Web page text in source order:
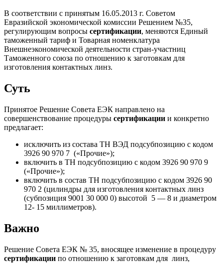
В соответствии с принятым 16.05.2013 г. Советом
Евразийской экономической комиссии Решением №35,
регулирующим вопросы сертификации, меняются Единый
таможенный тариф и Товарная номенклатура
Внешнеэкономической деятельности стран-участниц
Таможенного союза по отношению к заготовкам для
изготовления контактных линз.
Суть
Принятое Решение Совета ЕЭК направлено на
совершенствование процедуры сертификации и конкретно
предлагает:
исключить из состава ТН ВЭД подсубпозицию с кодом
3926 90 970 7 («Прочие»);
включить в ТН подсубпозицию с кодом 3926 90 970 9
(«Прочие»);
включить в состав ТН подсубпозицию с кодом 3926 90
970 2 (цилиндры для изготовления контактных линз
(субпозиция 9001 30 000 0) высотой 5 — 8 и диаметром
12- 15 миллиметров).
Важно
Решение Совета ЕЭК № 35, вносящее изменение в процедуру
сертификации по отношению к заготовкам для линз,